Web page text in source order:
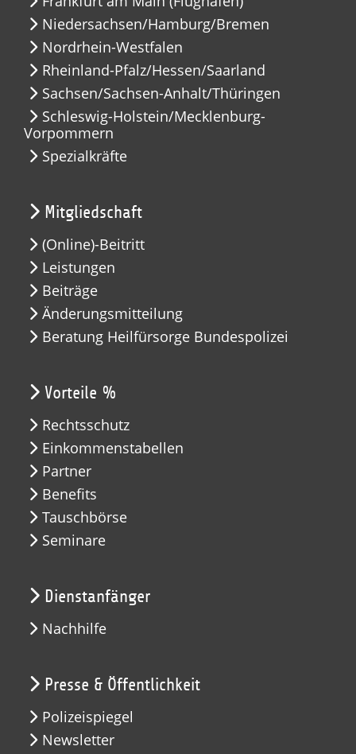
Niedersachsen/Hamburg/Bremen
Nordrhein-Westfalen
Rheinland-Pfalz/Hessen/Saarland
Sachsen/Sachsen-Anhalt/Thüringen
Schleswig-Holstein/Mecklenburg-
Vorpommern
Spezialkräfte
Mitgliedschaft
(Online)-Beitritt
Leistungen
Beiträge
Änderungsmitteilung
Beratung Heilfürsorge Bundespolizei
Vorteile %
Rechtsschutz
Einkommenstabellen
Partner
Benefits
Tauschbörse
Seminare
Dienstanfänger
Nachhilfe
Presse & Öffentlichkeit
Polizeispiegel
Newsletter